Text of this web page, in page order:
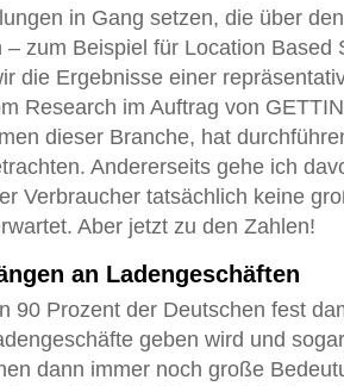
in Gang setzen, die über
– zum Beispiel für Location Based
die Ergebnisse einer
Research im Auftrag von
dieser Branche, hat
Andererseits gehe ich
Verbraucher tatsächlich keine
Aber jetzt zu den Zahlen!
an Ladengeschäften
90 Prozent der Deutschen fest
geben wird und
dann immer noch große